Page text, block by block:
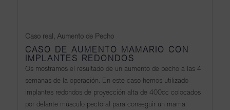
CASO DE AUMENTO MAMARIO CON
IMPLANTES REDONDOS
Caso real , Aumento de Pecho
Os mostramos el resultado de un aumento de pecho a las 4
semanas de la operación. En este caso hemos utilizado
implantes redondos de proyección alta de 400cc colocados
por delante músculo pectoral para conseguir un mama